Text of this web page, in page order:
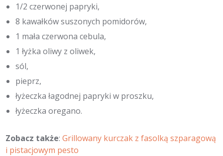
1/2 czerwonej papryki,
8 kawałków suszonych pomidorów,
1 mała czerwona cebula,
1 łyżka oliwy z oliwek,
sól,
pieprz,
łyżeczka łagodnej papryki w proszku,
łyżeczka oregano.
Zobacz także:Grillowany kurczak z fasolką szparagową
i pistacjowym pesto